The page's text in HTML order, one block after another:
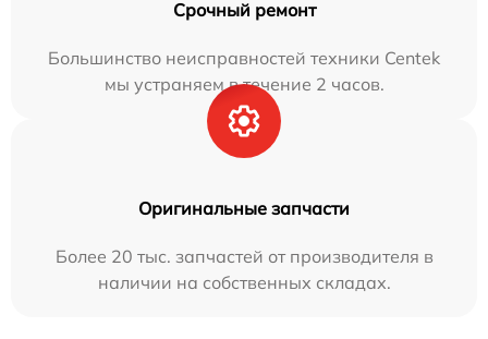
Срочный ремонт
Большинство неисправностей техники Centek
мы устраняем в течение 2 часов.
Оригинальные запчасти
Более 20 тыс. запчастей от производителя в
наличии на собственных складах.